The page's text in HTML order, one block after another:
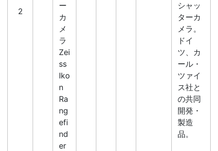
2
ー
カ
メ
ラ
Zei
ss
Iko
n
Ra
ng
efi
nd
er
シャッ
ターカ
メラ。
ドイ
ツ、カ
ール・
ツァイ
ス社と
の共同
開発・
製造
品。